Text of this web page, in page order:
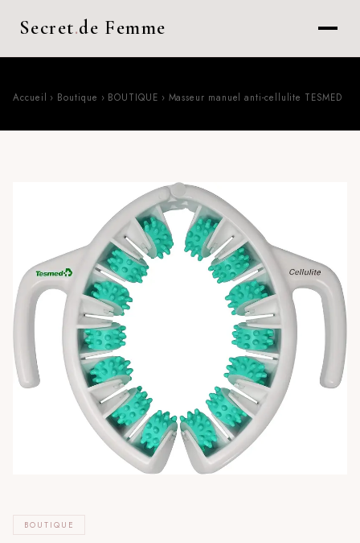
Secret.de Femme
Accueil › Boutique › BOUTIQUE › Masseur manuel anti-cellulite TESMED
BOUTIQUE